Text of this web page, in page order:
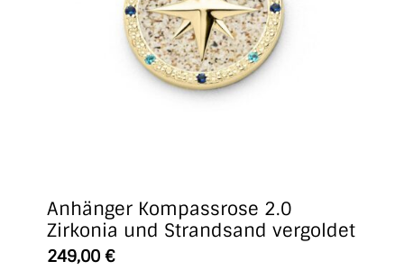
Anhänger Kompassrose 2.0
Zirkonia und Strandsand vergoldet
249,00 €